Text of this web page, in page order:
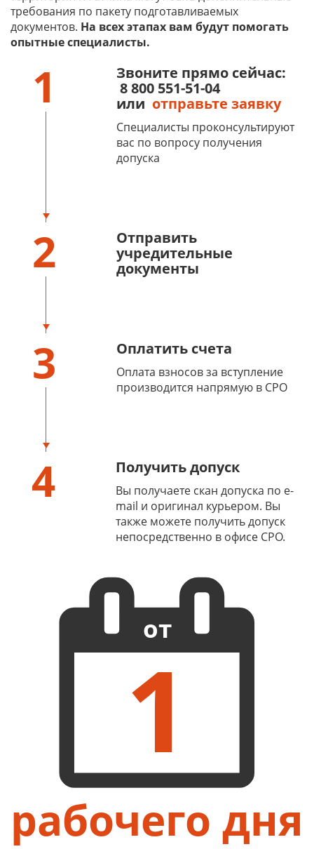
требования по пакету подготавливаемых
документов. На всех этапах вам будут помогать
опытные специалисты.
1
Звоните прямо сейчас:
8 800 551-51-04
или отправьте заявку
Специалисты проконсультируют
вас по вопросу получения
допуска
2
Отправить
учредительные
документы
3 Оплатить счета
Оплата взносов за вступление
производится напрямую в СРО
4 Получить допуск
Вы получаете скан допуска по e-
mail и оригинал курьером. Вы
также можете получить допуск
непосредственно в офисе СРО.
от
1
рабочего дня